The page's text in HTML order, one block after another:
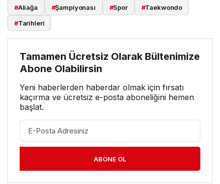
#Aliağa #Şampiyonası #Spor #Taekwondo
#Tarihleri
Tamamen Ücretsiz Olarak Bültenimize
Abone Olabilirsin
Yeni haberlerden haberdar olmak için fırsatı
kaçırma ve ücretsiz e-posta aboneliğini hemen
başlat.
ABONE OL